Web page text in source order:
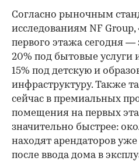
Согласно рыночным
исследованиям NF Group,
первого этажа сегодня —
20% под бытовые услуги
15% под детскую и
инфраструктуру. Также
сейчас в премиальных
помещения на первых
значительно быстрее:
находят арендаторов
после ввода дома в